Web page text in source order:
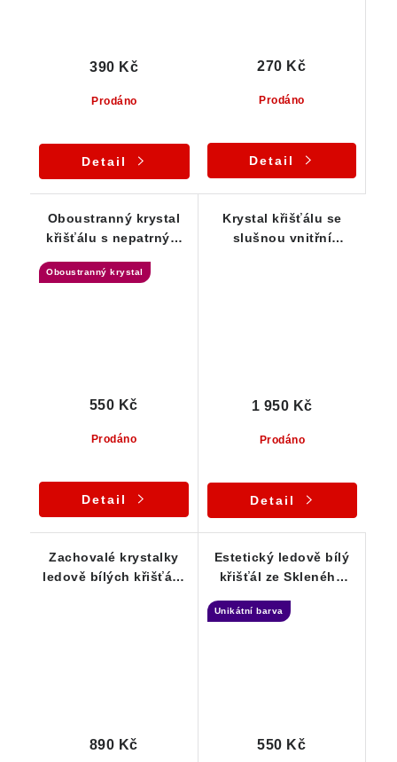
Prodáno
390 Kč
Detail
Prodáno
270 Kč
Detail
Oboustranný krystal
křišťálu s nepatrným
Oboustranný krystal
Prodáno
550 Kč
Detail
Krystal křišťálu se
slušnou vnitřní
Prodáno
1 950 Kč
Detail
Zachovalé krystalky
ledově bílých křišťálů
890 Kč
Estetický ledově bílý
křišťál ze Skleného
Vysočina
Unikátní barva
550 Kč